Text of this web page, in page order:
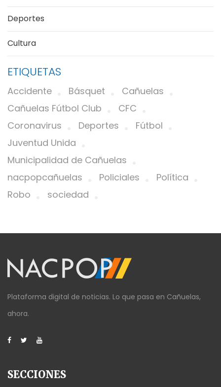
Deportes
Cultura
ETIQUETAS
Accidente Básquet
Cañuelas
Cañuelas Fútbol Club
CFC
Coronavirus
Deportes
Fútbol
Juventud Unida
Municipalidad de Cañuelas
nacpopcañuelas
Policiales
Política
Robo
sociedad
Plataforma digital de noticias. Lo que pasa en Cañuelas,
ahora.
SECCIONES